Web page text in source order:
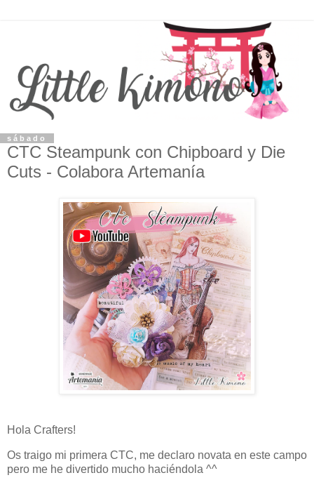
sábado
CTC Steampunk con Chipboard y Die
Cuts - Colabora Artemanía
Hola Crafters!
Os traigo mi primera CTC, me declaro novata en este campo
pero me he divertido mucho haciéndola ^^